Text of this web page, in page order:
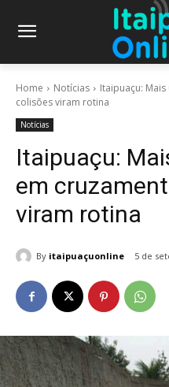
Home Notícias
Itaipuaçu:
colisões viram rotina
Notícias
Itaipuaçu:
em
viram rotina
By itaipuaçuonline 5 de